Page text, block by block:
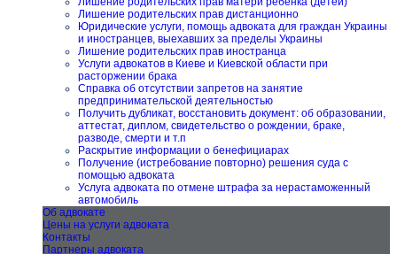
Лишение родительских прав дистанционно
Юридические услуги, помощь адвоката для граждан Украины
и иностранцев, выехавших за пределы Украины
Лишение родительских прав иностранца
Услуги адвокатов в Киеве и Киевской области при
расторжении брака
Справка об отсутствии запретов на занятие
предпринимательской деятельностью
Получить дубликат, восстановить документ: об образовании,
аттестат, диплом, свидетельство о рождении, браке,
разводе, смерти и т.п
Раскрытие информации о бенефициарах
Получение (истребование повторно) решения суда с
помощью адвоката
Услуга адвоката по отмене штрафа за нерастаможенный
автомобиль
Об адвокате
Цены на услуги адвоката
Контакты
Партнеры адвоката